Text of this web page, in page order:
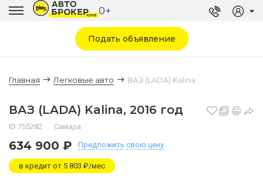
0+
Подать объявление
Главная Легковые авто ВАЗ (LADA) Kalina
ВАЗ (LADA) Kalina, 2016 год
ID 755282 Самара
634 900 ₽ Предложить свою цену
в кредит от 5 803 ₽/мес